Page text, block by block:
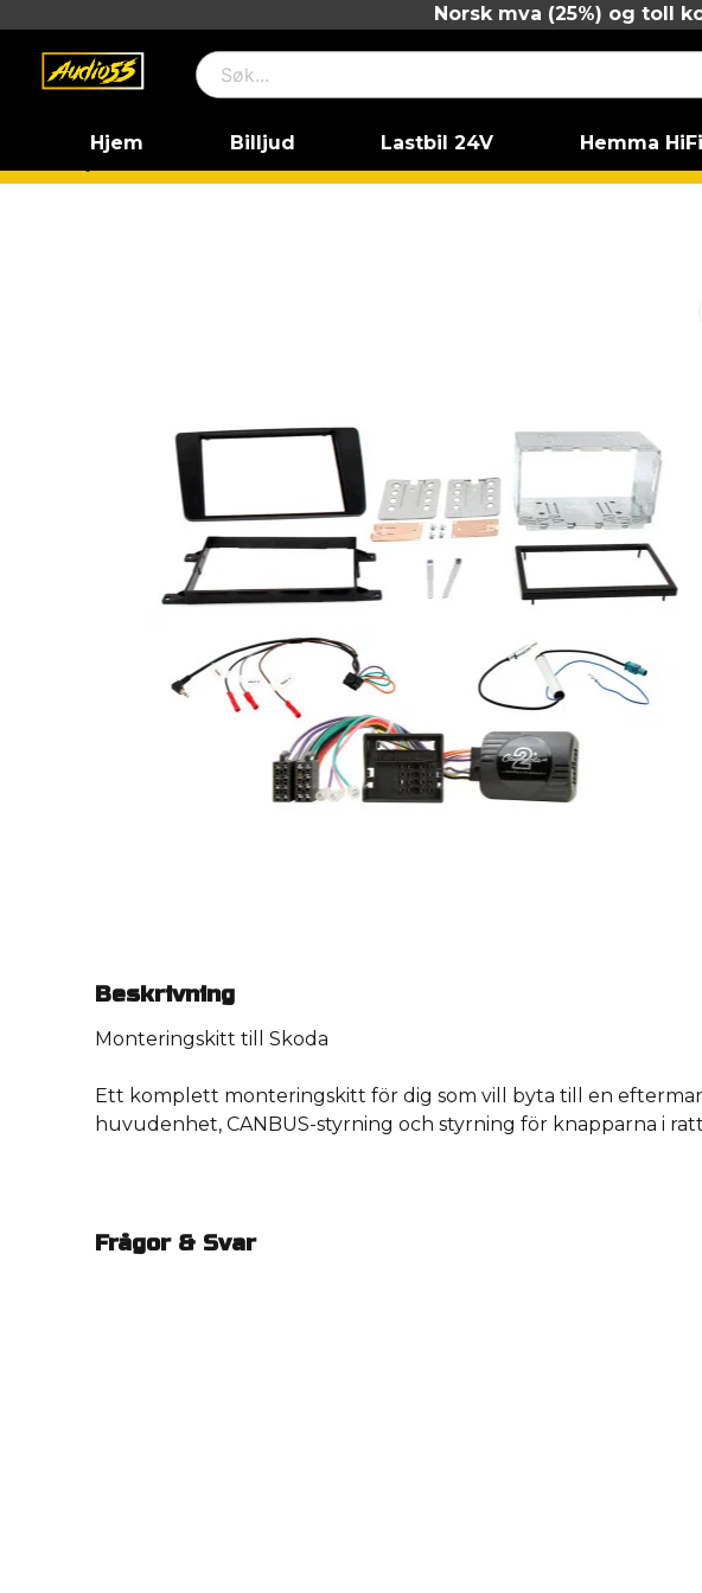
Norsk mva (25%) og toll
Hjem Billjud Lastbil 24V Hemma HiFi
Beskrivning
Monteringskitt till Skoda
Ett komplett monteringskitt för dig som vill byta till en
huvudenhet, CANBUS-styrning och styrning för knapparna i
Frågor & Svar